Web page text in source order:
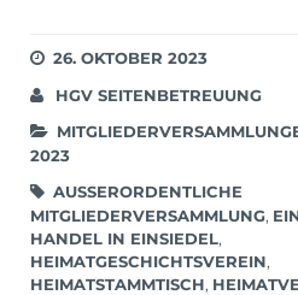
26. OKTOBER 2023
HGV SEITENBETREUUNG
2023
AUSSERORDENTLICHE M
ITGLIEDERVERSAMMLUNG
,
HANDEL IN EINSIEDEL,
HEIMATGESCHICHTSVEREIN,
HEIMATSTAMMTISCH,